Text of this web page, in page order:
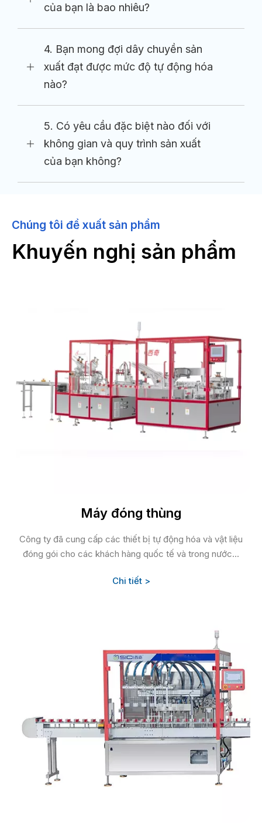
của bạn là bao nhiêu?
4. Bạn mong đợi dây chuyền sản
xuất đạt được mức độ tự động hóa
nào?
5. Có yêu cầu đặc biệt nào đối với
không gian và quy trình sản xuất
của bạn không?
Chúng tôi đề xuất sản phẩm
Khuyến nghị sản phẩm
Máy đóng thùng
Công ty đã cung cấp các thiết bị tự động hóa và vật liệu
đóng gói cho các khách hàng quốc tế và trong nước...
Chi tiết >